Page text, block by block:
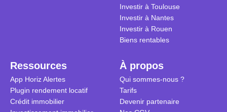
Investir à Toulouse
Investir à Nantes
Investir à Rouen
Biens rentables
Ressources
App Horiz Alertes
Plugin rendement locatif
Crédit immobilier
À propos
Qui sommes-nous ?
Tarifs
Devenir partenaire